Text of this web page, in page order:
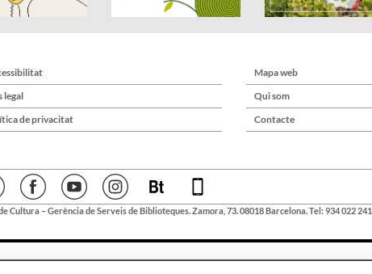
legal
de privacitat
Mapa web
Qui som
Contacte
Cultura – Gerència de Serveis de Biblioteques. Zamora, 73. 08018 Barcelona. Tel: 934 022 241